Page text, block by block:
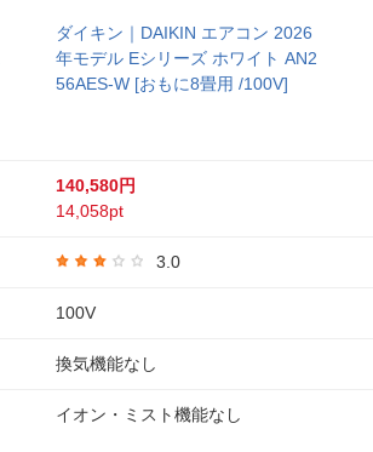
ダイキン｜DAIKIN エアコン 2026
年モデル Eシリーズ ホワイト AN2
56AES-W [おもに8畳用 /100V]
140,580円
14,058pt
3.0
100V
換気機能なし
イオン・ミスト機能なし